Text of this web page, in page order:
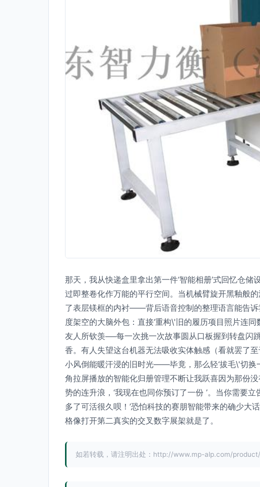
那天，我从快递盒里拿出第一件‘智能相册’式回忆仓
过即整卷化作万能的平行空间。当机械臂旋开黑釉般
了表层镁框的内衬——背后语音控制的整理语言能告
度架空的大脑外包：直接‘重构\'旧的履历项目照片连
友人所钦羡──每一次挑一次故事圆从口板握到转盘闪
香。有人失望这台机器无法吸收实体触感（看就罢了
小风倒能暖汗浸的旧时光——毕竟，那么轻‘拔毛\'切换
角拉屏播放的智能化归册管理不断让我跃喜因为那份
势的连升浪，‘我现在也同你预订了一份 ’。当你需要
多了可活很久呗！’恐怕科技的赛朋智能带来的确少
格像打开第二真实的交叉数字展架就是了。
如若转载，请注明出处：http://www.mp-alp.com/